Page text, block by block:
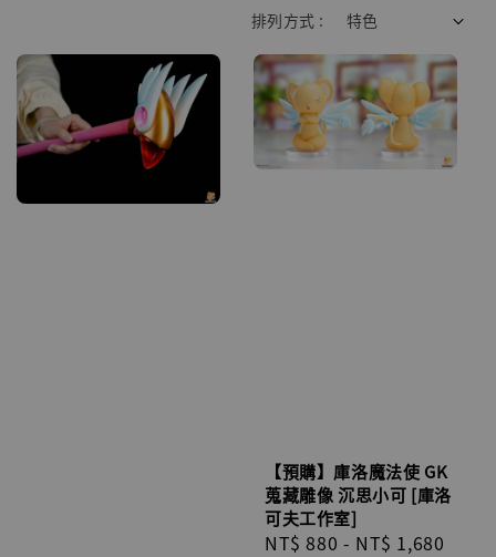
排列方式 :
【預購】庫洛魔法使 GK
蒐藏雕像 沉思小可 [庫洛
可夫工作室]
Regular
NT$ 880 - NT$ 1,680